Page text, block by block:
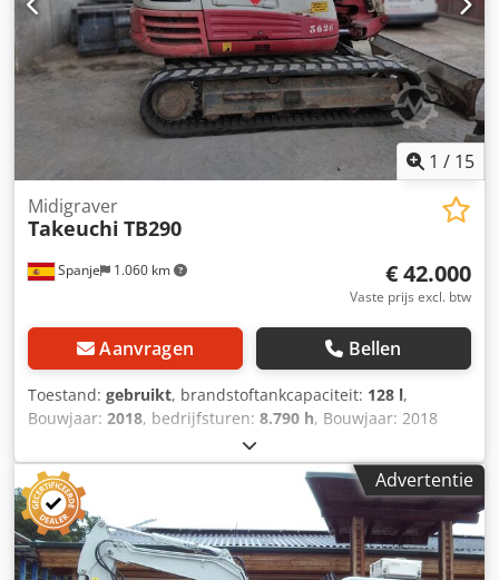
1 / 15
Spanje 1.060 km
Midigraver
Takeuchi TB290
€ 42.000
Vaste prijs excl. btw
Aanvragen Bellen
Toestand: gebruikt, brandstoftankcapaciteit: 128 l,
Bouwjaar: 2018, bedrijfsturen: 8.790 h, Bouwjaar: 2018
Ledig gewicht: 9.000 kg Afmetingen (LxBxH): 699 x 220 x
257 cm Cjdpfexqfdasx Ad Noha
Advertentie